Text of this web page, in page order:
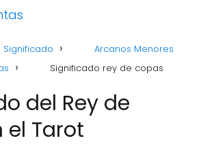
Significado
Arcanos Menores
Significado rey de copas
del Rey de
el Tarot